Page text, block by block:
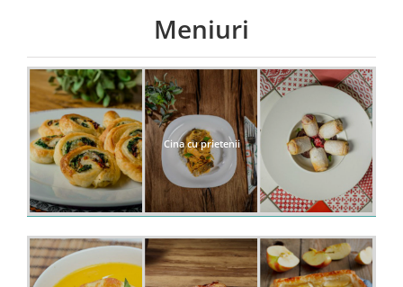
Meniuri
Cina cu prietenii